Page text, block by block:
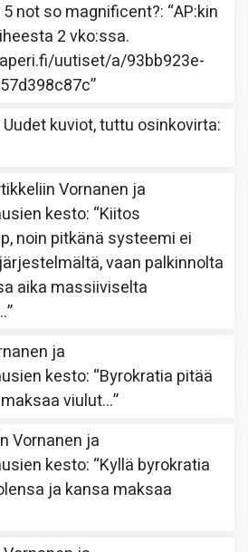
5 not so magnificent?: “AP:kin
2 vko:ssa.
uutiset/a/93bb923e-
”
Uudet kuviot, tuttu osinkovirta:
Vornanen ja
kesto: “Kiitos
noin pitkänä systeemi ei
vaan palkinnolta
aika massiiviselta
”
ja
kesto: “Byrokratia pitää
viulut…”
Vornanen ja
kesto: “Kyllä byrokratia
ja kansa maksaa